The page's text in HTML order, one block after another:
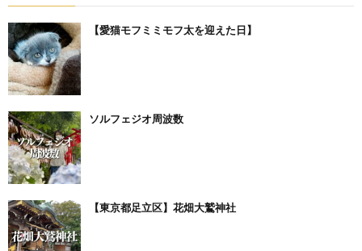
【愛猫モフミミモフ太を迎えた日】⁡
ソルフェジオ周波数
【東京都足立区】花畑大鷲神社